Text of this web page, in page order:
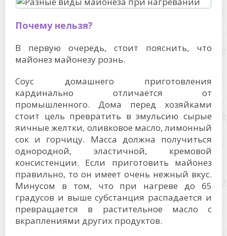
Почему нельзя?
В первую очередь, стоит пояснить, что
майонез майонезу рознь.
Соус домашнего приготовления
кардинально отличается от
промышленного. Дома перед хозяйками
стоит цель превратить в эмульсию сырые
яичные желтки, оливковое масло, лимонный
сок и горчицу. Масса должна получиться
однородной, эластичной, кремовой
консистенции. Если приготовить майонез
правильно, то он имеет очень нежный вкус.
Минусом в том, что при нагреве до 65
градусов и выше субстанция распадается и
превращается в растительное масло с
вкраплениями других продуктов.